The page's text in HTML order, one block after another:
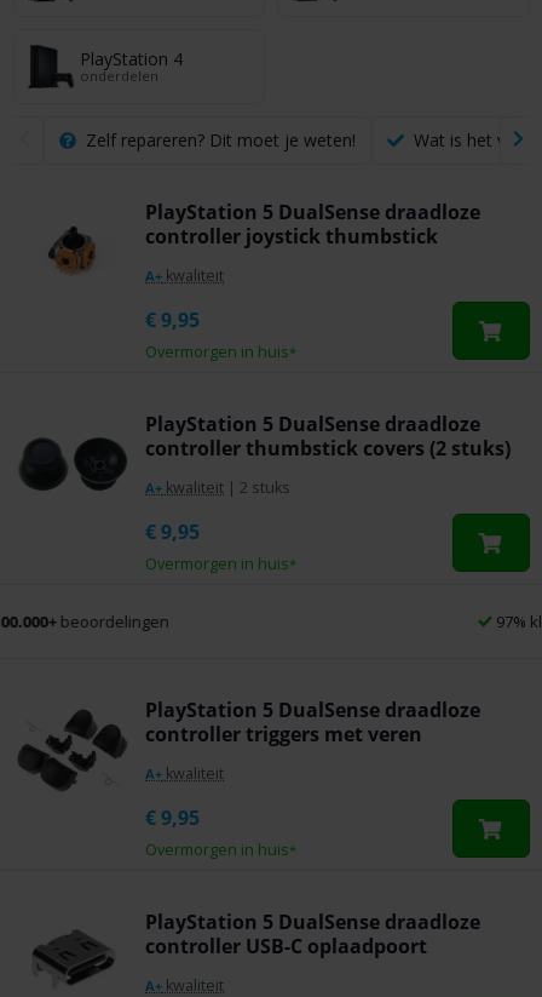
PlayStation 4
onderdelen
Zelf repareren? Dit moet je weten! Wat is het
PlayStation 5 DualSense draadloze
controller joystick thumbstick
A+ kwaliteit
Overmorgen in huis*
€9,95
PlayStation 5 DualSense draadloze
controller thumbstick covers (2 stuks)
A+ kwaliteit | 2 stuks
Overmorgen in huis*
€9,95
PlayStation 5 DualSense draadloze
controller triggers met veren
A+ kwaliteit
Overmorgen in huis*
€9,95
PlayStation 5 DualSense draadloze
controller USB-C oplaadpoort
A+ kwaliteit